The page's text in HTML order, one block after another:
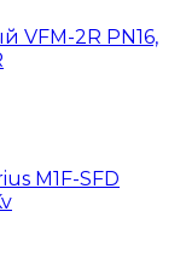
VFM-2R PN16,
M1F-SFD